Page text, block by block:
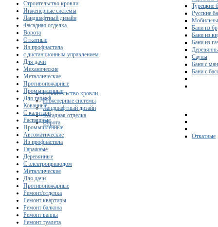
Турецкие
Русские
Бани из
Бани из
Бани из
Сауны
Бани с
Бани с
Строительство кровли
Инженерные системы
Ландшафтный дизайн
Фасадная отделка
Ворота
Откатные
Строительство кровли
Инженерные системы
Ландшафтный дизайн
Фасадная отделка
Ворота
Откатные
Из профнастила
с дистанционным управлением
Для дачи
Механические
Металлические
Противопожарные
Промышленные
Для гаража
Кованные
С калиткой
Распашные
Промышленные
Автоматические
Из профнастила
Гаражные
Деревянные
С электроприводом
Металлические
Для дачи
Противопожарные
Ремонт/отделка
Ремонт квартиры
Ремонт балкона
Ремонт ванны
Ремонт туалета